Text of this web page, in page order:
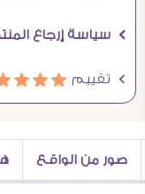
Ö سياسة إرجاع المنتجات
Ö تقييم
صور من الواقع